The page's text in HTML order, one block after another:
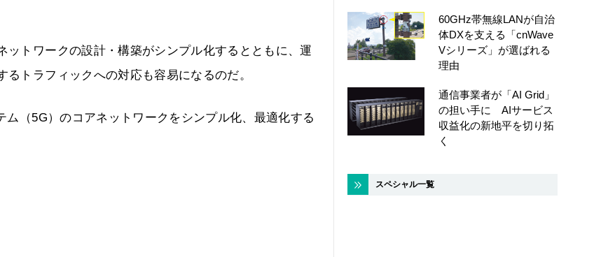
トワークの設計・構築がシンプル化するとともに、運
トラフィックへの対応も容易になるのだ。
（5G）のコアネットワークをシンプル化、最適化する
60GHz帯無線LANが自治
体DXを支える「cnWave
Vシリーズ」が選ばれる
理由
通信事業者が「AI Grid」
の担い手に AIサービス
収益化の新地平を切り拓
く
スペシャル一覧